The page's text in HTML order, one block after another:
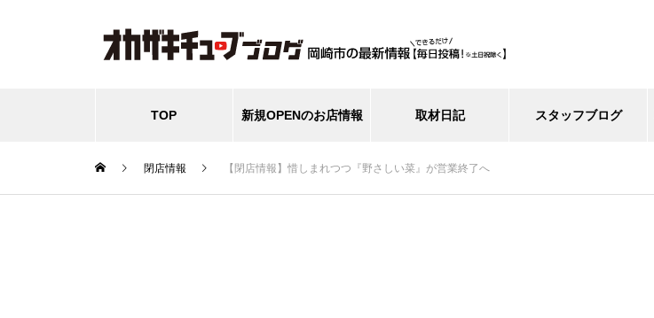
TOP 新規OPENのお店情報 取材日記 スタッフブログ
閉店情報 【閉店情報】惜しまれつつ『野さしい菜』が営業終了へ